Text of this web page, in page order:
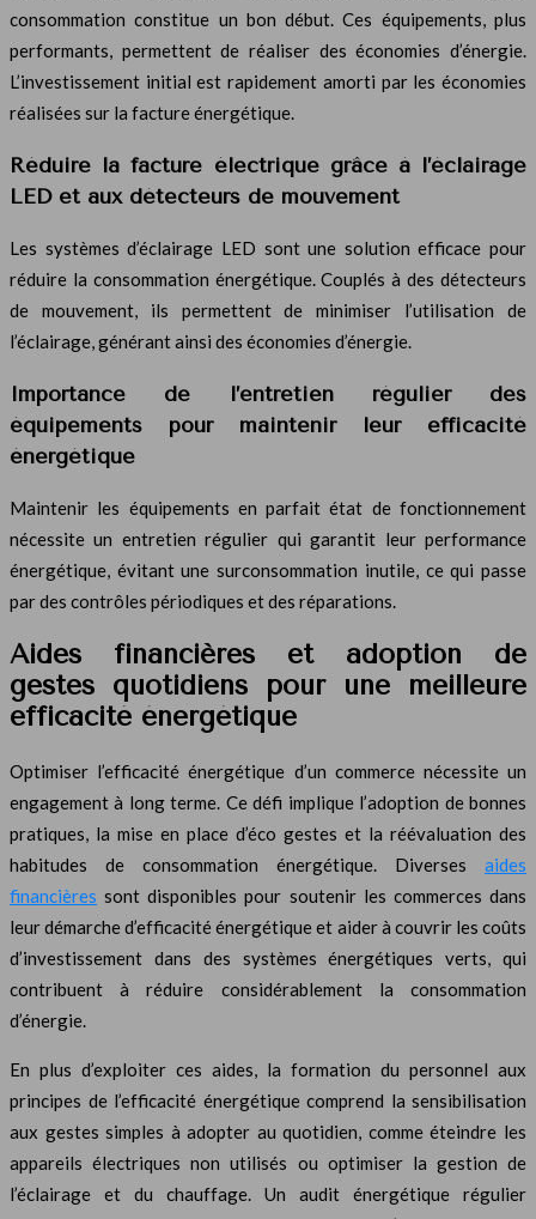
consommation constitue un bon début. Ces équipements, plus
performants, permettent de réaliser des économies d’énergie.
L’investissement initial est rapidement amorti par les économies
réalisées sur la facture énergétique.
Réduire la facture électrique grâce à l’éclairage
LED et aux détecteurs de mouvement
Les systèmes d’éclairage LED sont une solution efficace pour
réduire la consommation énergétique. Couplés à des détecteurs
de mouvement, ils permettent de minimiser l’utilisation de
l’éclairage, générant ainsi des économies d’énergie.
Importance de l’entretien régulier des
équipements pour maintenir leur efficacité
énergétique
Maintenir les équipements en parfait état de fonctionnement
nécessite un entretien régulier qui garantit leur performance
énergétique, évitant une surconsommation inutile, ce qui passe
par des contrôles périodiques et des réparations.
Aides financières et adoption de
gestes quotidiens pour une meilleure
efficacité énergétique
Optimiser l’efficacité énergétique d’un commerce nécessite un
engagement à long terme. Ce défi implique l’adoption de bonnes
pratiques, la mise en place d’éco gestes et la réévaluation des
habitudes de consommation énergétique. Diverses aides
financières sont disponibles pour soutenir les commerces dans
leur démarche d’efficacité énergétique et aider à couvrir les coûts
d’investissement dans des systèmes énergétiques verts, qui
contribuent à réduire considérablement la consommation
d’énergie.
En plus d’exploiter ces aides, la formation du personnel aux
principes de l’efficacité énergétique comprend la sensibilisation
aux gestes simples à adopter au quotidien, comme éteindre les
appareils électriques non utilisés ou optimiser la gestion de
l’éclairage et du chauffage. Un audit énergétique régulier